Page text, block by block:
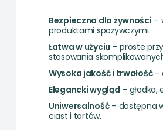
Bezpieczna dla żywności –
produktami spożywczymi.
Łatwa w użyciu – proste
stosowania
Wysoka jakość i trwałość–
Elegancki wygląd –
Uniwersalność– dostępna
ciast i tortów.